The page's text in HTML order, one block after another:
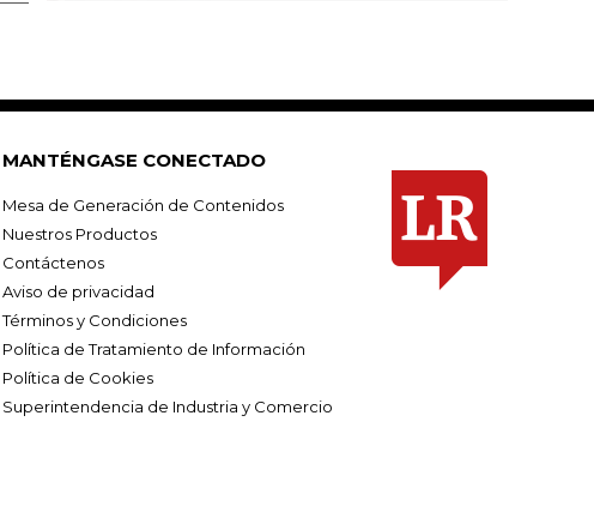
MANTÉNGASE CONECTADO
Mesa de Generación de Contenidos
Nuestros Productos
Contáctenos
Aviso de privacidad
Términos y Condiciones
Política de Tratamiento de Información
Política de Cookies
Superintendencia de Industria y Comercio